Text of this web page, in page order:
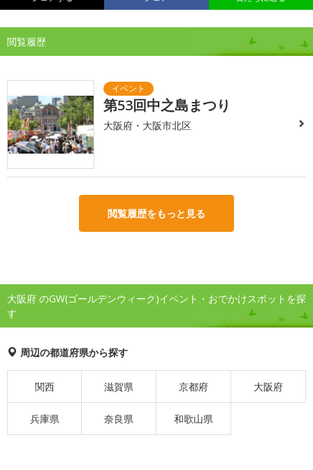
閲覧履歴
第53回中之島まつり
大阪府・大阪市北区
閲覧履歴をもっと見る
大阪府 のGW(ゴールデンウィーク)イベント・おでかけスポットを探
す
周辺の都道府県から探す
関西 滋賀県 京都府 大阪府
兵庫県 奈良県 和歌山県